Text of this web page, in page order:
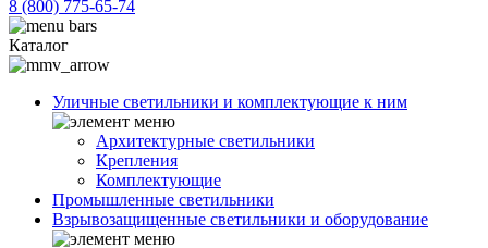
8 (800) 775-65-74
Каталог
Уличные светильники и комплектующие к ним
Архитектурные светильники
Крепления
Комплектующие
Промышленные светильники
Взрывозащищенные светильники и оборудование